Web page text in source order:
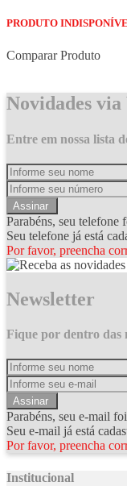
PRODUTO
Comparar Produto
Novidades
Entre em nossa lista
Assinar
Parabéns, seu telefone
Seu telefone já está
Por favor, preencha
Newsletter
Fique por dentro das
Assinar
Parabéns, seu e-mail
Seu e-mail já está
Por favor, preencha
Institucional